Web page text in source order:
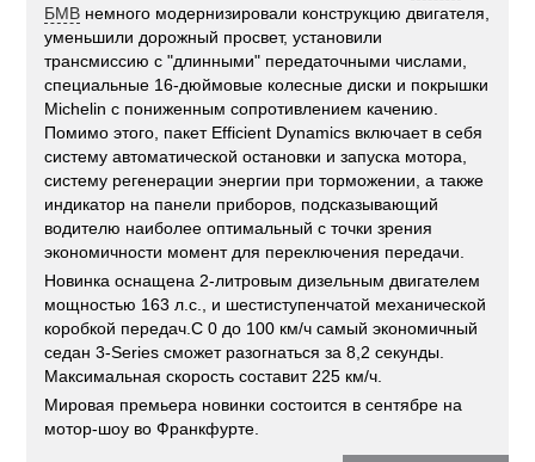
БМВ немного модернизировали конструкцию двигателя,
уменьшили дорожный просвет, установили
трансмиссию с "длинными" передаточными числами,
специальные 16-дюймовые колесные диски и покрышки
Michelin с пониженным сопротивлением качению.
Помимо этого, пакет Efficient Dynamics включает в себя
систему автоматической остановки и запуска мотора,
систему регенерации энергии при торможении, а также
индикатор на панели приборов, подсказывающий
водителю наиболее оптимальный с точки зрения
экономичности момент для переключения передачи.
Новинка оснащена 2-литровым дизельным двигателем
мощностью 163 л.с., и шестиступенчатой механической
коробкой передач.С 0 до 100 км/ч самый экономичный
седан 3-Series сможет разогнаться за 8,2 секунды.
Максимальная скорость составит 225 км/ч.
Мировая премьера новинки состоится в сентябре на
мотор-шоу во Франкфурте.